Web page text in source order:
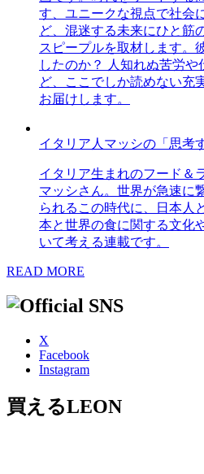
す、ユニークな視点で社会
ど、混迷する未来にひと筋
スピープルを取材します。
したのか？ 人知れぬ苦労
ど、ここでしか読めない充
お届けします。
イタリア人マッシの「思考
イタリア生まれのフード＆
マッシさん。世界が急速に
られるこの時代に、日本人
本と世界の食に関する文化
いて考える連載です。
READ MORE
X
Facebook
Instagram
買えるLEON